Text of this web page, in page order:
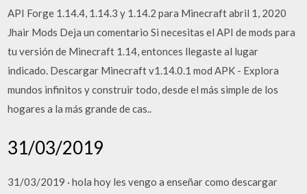
API Forge 1.14.4, 1.14.3 y 1.14.2 para Minecraft abril 1, 2020
Jhair Mods Deja un comentario Si necesitas el API de mods para
tu versión de Minecraft 1.14, entonces llegaste al lugar
indicado. Descargar Minecraft v1.14.0.1 mod APK - Explora
mundos infinitos y construir todo, desde el más simple de los
hogares a la más grande de cas..
31/03/2019
31/03/2019 · hola hoy les vengo a enseñar como descargar